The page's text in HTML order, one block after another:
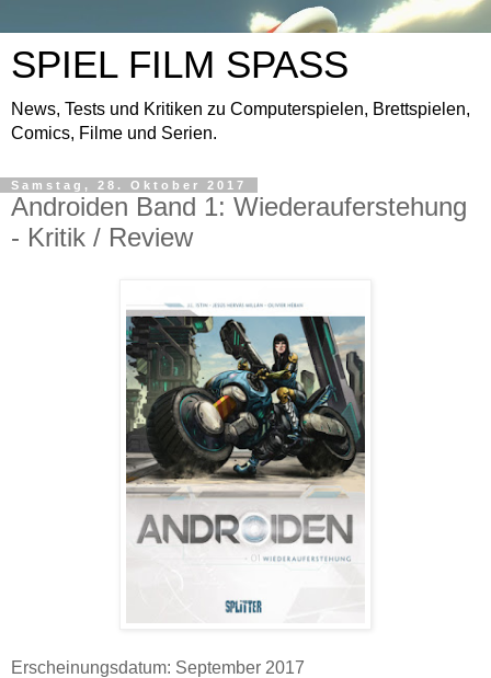
SPIEL FILM SPASS
News, Tests und Kritiken zu Computerspielen, Brettspielen,
Comics, Filme und Serien.
Samstag, 28. Oktober 2017
Androiden Band 1: Wiederauferstehung
- Kritik / Review
Erscheinungsdatum: September 2017